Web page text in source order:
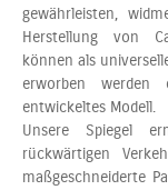
gewährleisten,
Herstellung von
können als
erworben
entwickeltes Modell.
Unsere Spiegel
rückwärtigen
maßgeschneiderte